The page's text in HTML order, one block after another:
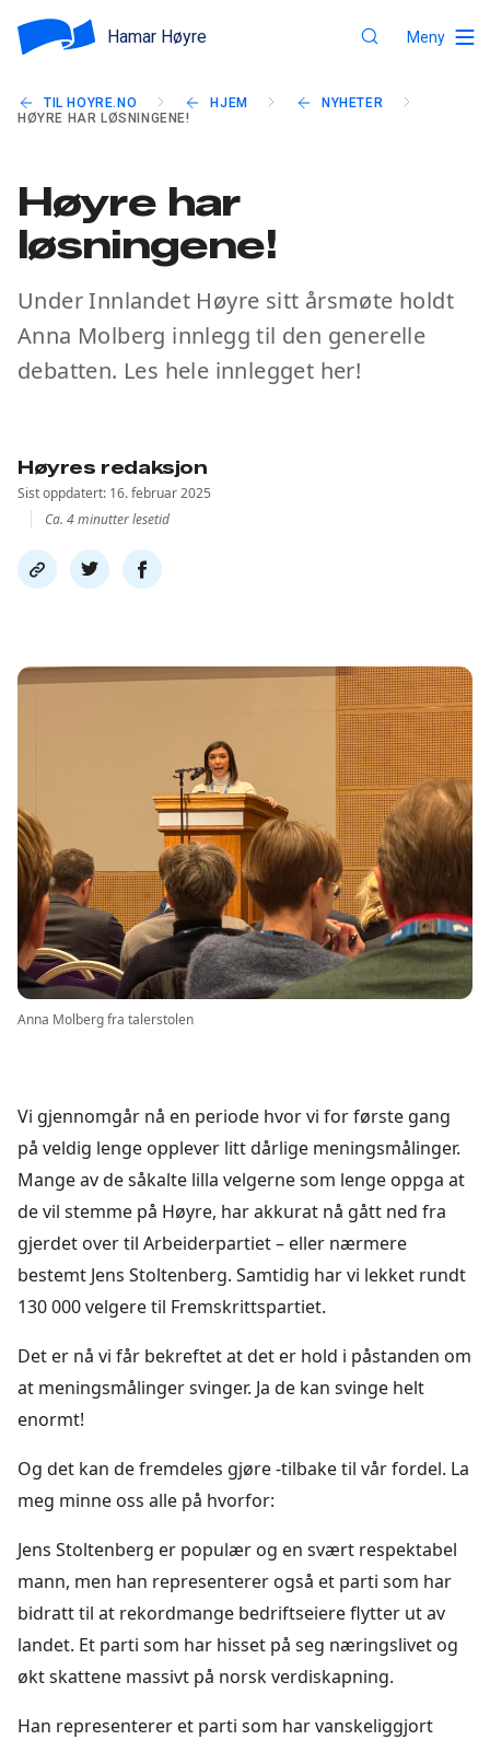
Hamar Høyre Meny
TIL HOYRE.NO HJEM
NYHETER
HØYRE HAR LØSNINGENE!
Høyre har
løsningene!
Under Innlandet Høyre sitt årsmøte holdt
Anna Molberg innlegg til den generelle
debatten. Les hele innlegget her!
Høyres redaksjon
Sist oppdatert: 16. februar 2025
Ca. 4 minutter lesetid
Del
link
Del
på
Del
på
Anna Molberg fra talerstolen
Vi gjennomgår nå en periode hvor vi for første gang
på veldig lenge opplever litt dårlige meningsmålinger.
Mange av de såkalte lilla velgerne som lenge oppga at
de vil stemme på Høyre, har akkurat nå gått ned fra
gjerdet over til Arbeiderpartiet – eller nærmere
bestemt Jens Stoltenberg. Samtidig har vi lekket rundt
130 000 velgere til Fremskrittspartiet.
Det er nå vi får bekreftet at det er hold i påstanden om
at meningsmålinger svinger. Ja de kan svinge helt
enormt!
Og det kan de fremdeles gjøre -tilbake til vår fordel. La
meg minne oss alle på hvorfor:
Jens Stoltenberg er populær og en svært respektabel
mann, men han representerer også et parti som har
bidratt til at rekordmange bedriftseiere flytter ut av
landet. Et parti som har hisset på seg næringslivet og
økt skattene massivt på norsk verdiskapning.
Han representerer et parti som har vanskeliggjort